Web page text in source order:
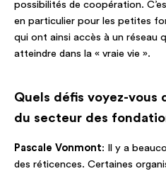
possibilités de coopération.
en particulier pour les petites
qui ont ainsi accès à un réseau
atteindre dans la « vraie vie ».
Quels défis voyez-vous
du secteur des
Pascale Vonmont: Il y a
des réticences. Certaines